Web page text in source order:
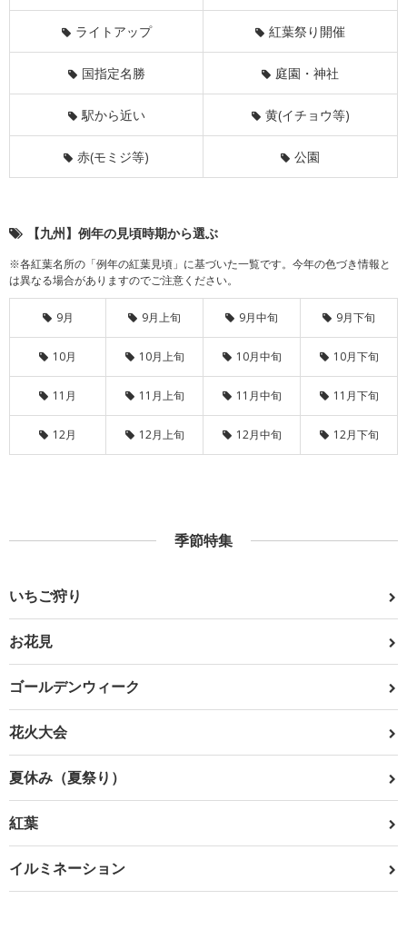
ライトアップ 紅葉祭り開催
国指定名勝 庭園・神社
駅から近い 黄(イチョウ等)
赤(モミジ等) 公園
【九州】例年の見頃時期から選ぶ
※各紅葉名所の「例年の紅葉見頃」に基づいた一覧です。今年の色づき情報と
は異なる場合がありますのでご注意ください。
9月 9月上旬 9月中旬 9月下旬
10月 10月上旬 10月中旬 10月下旬
11月 11月上旬 11月中旬 11月下旬
12月 12月上旬 12月中旬 12月下旬
季節特集
いちご狩り
お花見
ゴールデンウィーク
花火大会
夏休み（夏祭り）
紅葉
イルミネーション